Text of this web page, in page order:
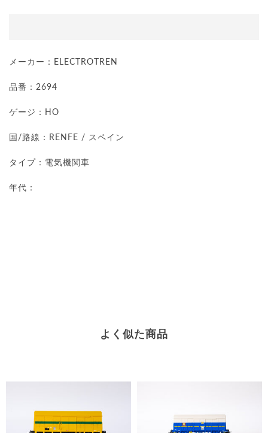
メーカー：ELECTROTREN
品番：2694
ゲージ：HO
国/路線：RENFE / スペイン
タイプ：電気機関車
年代：
よく似た商品